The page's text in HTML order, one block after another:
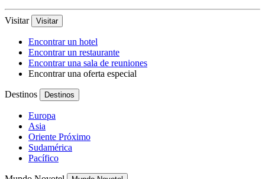
Visitar Visitar
Encontrar un hotel
Encontrar un restaurante
Encontrar una sala de reuniones
Encontrar una oferta especial
Destinos Destinos
Europa
Asia
Oriente Próximo
Sudamérica
Pacífico